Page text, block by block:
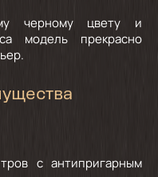
черному цвету и
модель прекрасно
с антипригарным